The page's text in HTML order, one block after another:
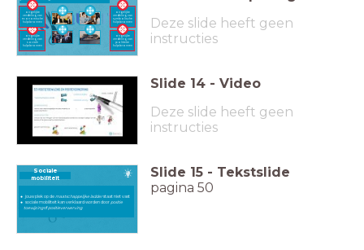
ongelijke
verdeling van
sociale
hulpbronnen
ongelijke
verdeling van
symbolische
hulpbronnen
ongelijke
verdeling van
economische
hulpbronnen
ongelijke
verdeling van
politieke
hulpbronnen
Deze slide heeft geen
instructies
Slide 14 - Video
Deze slide heeft geen
instructies
Sociale
mobiliteit
jouw plek op de maatschappelijke ladderstaat niet vast
sociale mobiliteit kan verklaard worden door positie
toewijzingofpositieverwerving
Slide 15 - Tekstslide
pagina 50